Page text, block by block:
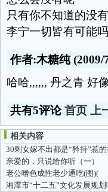
只有你不知道的没
李宁一切皆有可能吗
作者:木糖纯(2009/
哈哈,,,,,, 丹之青 好
共有5评论首页 上
相关内容
30剩女嫁不出都是“矜持”惹的
亲爱的，只说给你听（一）
老公嗜色成性老少通吃(图)(
湘潭市“十二五”文化发展规划